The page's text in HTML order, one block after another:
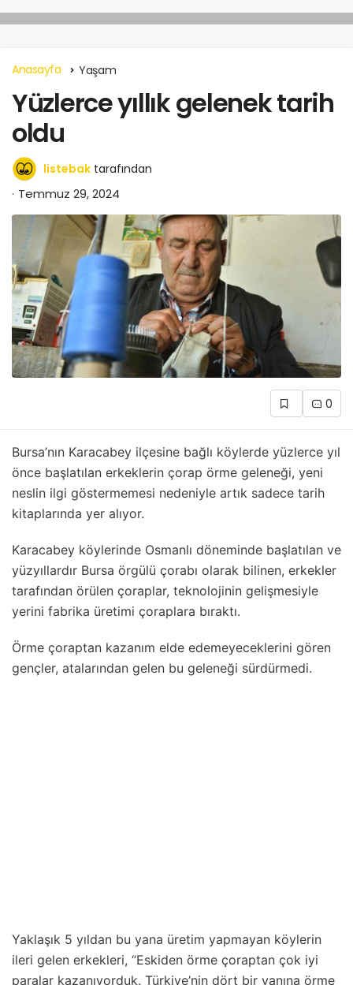
Anasayfa Yaşam
Yüzlerce yıllık gelenek tarih
oldu
listebak tarafından
Temmuz 29, 2024
0
Bursa’nın Karacabey ilçesine bağlı köylerde yüzlerce yıl
önce başlatılan erkeklerin çorap örme geleneği, yeni
neslin ilgi göstermemesi nedeniyle artık sadece tarih
kitaplarında yer alıyor.
Karacabey köylerinde Osmanlı döneminde başlatılan ve
yüzyıllardır Bursa örgülü çorabı olarak bilinen, erkekler
tarafından örülen çoraplar, teknolojinin gelişmesiyle
yerini fabrika üretimi çoraplara bıraktı.
Örme çoraptan kazanım elde edemeyeceklerini gören
gençler, atalarından gelen bu geleneği sürdürmedi.
Yaklaşık 5 yıldan bu yana üretim yapmayan köylerin
ileri gelen erkekleri, “Eskiden örme çoraptan çok iyi
paralar kazanıyorduk. Türkiye’nin dört bir yanına örme